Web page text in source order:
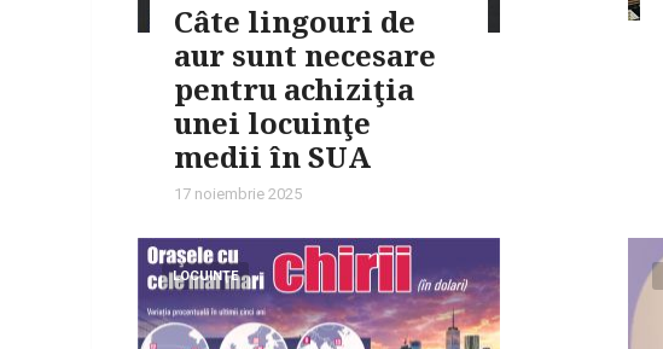
Câte lingouri de
aur sunt necesare
pentru achiziţia
unei locuinţe
medii în SUA
17 noiembrie 2025
LOCUINŢE